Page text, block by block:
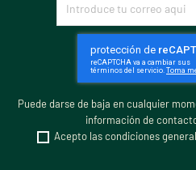
Puede darse de baja en cualquier
información de
Acepto las condiciones